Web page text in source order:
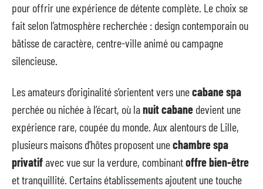
pour offrir une expérience de détente complète. Le choix se
fait selon l’atmosphère recherchée : design contemporain ou
bâtisse de caractère, centre-ville animé ou campagne
silencieuse.
Les amateurs d’originalité s’orientent vers unecabane spa
perchée ou nichée à l’écart, où lanuit cabane devient une
expérience rare, coupée du monde. Aux alentours de Lille,
plusieurs maisons d’hôtes proposent unechambre spa
privatifavec vue sur la verdure, combinantoffre bien-être
et tranquillité. Certains établissements ajoutent une touche